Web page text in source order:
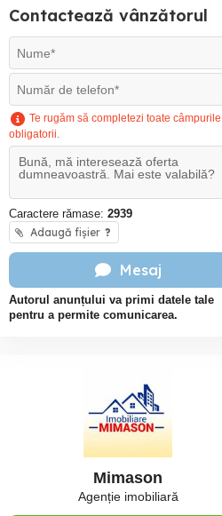
Contactează vânzătorul
Te rugăm să completezi toate câmpurile
obligatorii.
Caractere rămase: 2939
Adaugă fișier ?
Mesaj
Autorul anunțului va primi datele tale
pentru a permite comunicarea.
Mimason
Agenție imobiliară